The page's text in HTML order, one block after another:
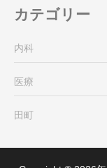
カテゴリー
内科
医療
田町